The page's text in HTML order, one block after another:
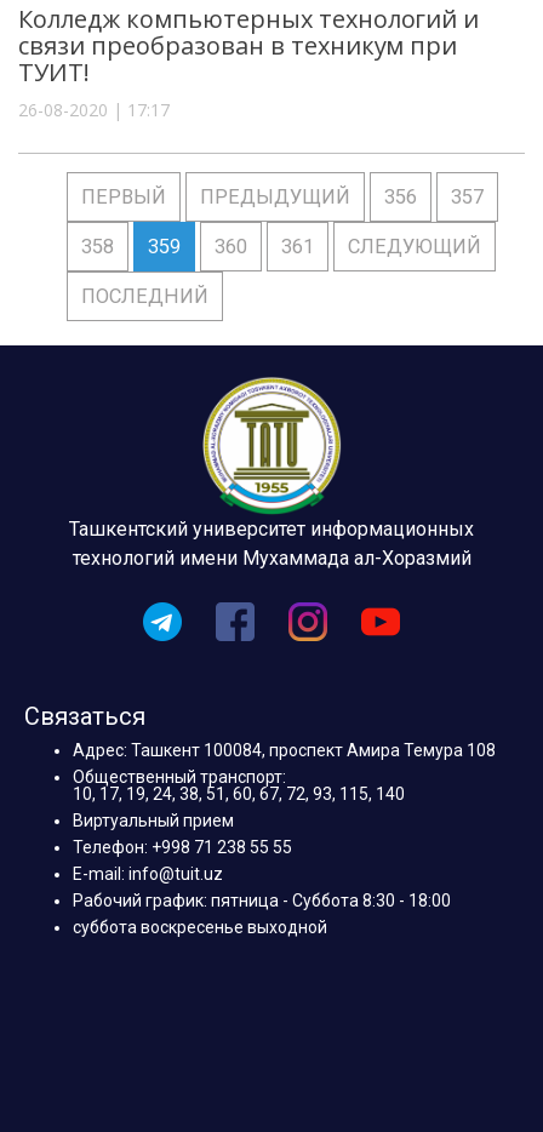
Колледж компьютерных технологий и
связи преобразован в техникум при
ТУИТ!
26-08-2020 | 17:17
ПЕРВЫЙ ПРЕДЫДУЩИЙ 356 357
358 359 360 361 СЛЕДУЮЩИЙ
ПОСЛЕДНИЙ
Ташкентский университет информационных
технологий имени Мухаммада ал-Хоразмий
Связаться
Адрес: Ташкент 100084, проспект Амира Темура 108
Общественный транспорт:
10, 17, 19, 24, 38, 51, 60, 67, 72, 93, 115, 140
Виртуальный прием
Телефон: +998 71 238 55 55
E-mail: info@tuit.uz
Рабочий график: пятница - Суббота 8:30 - 18:00
суббота воскресенье выходной